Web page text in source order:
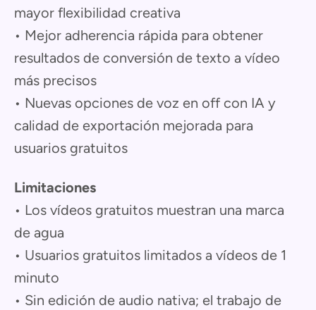
mayor flexibilidad creativa
• Mejor adherencia rápida para obtener
resultados de conversión de texto a vídeo
más precisos
• Nuevas opciones de voz en off con IA y
calidad de exportación mejorada para
usuarios gratuitos
Limitaciones
• Los vídeos gratuitos muestran una marca
de agua
• Usuarios gratuitos limitados a vídeos de 1
minuto
• Sin edición de audio nativa; el trabajo de